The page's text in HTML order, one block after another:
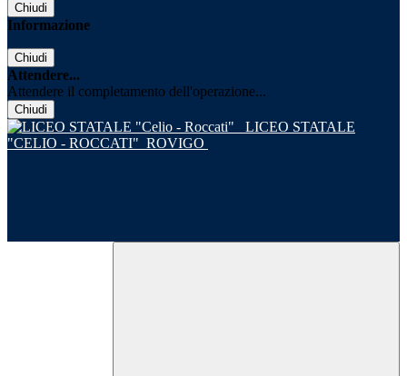
Chiudi
Informazione
Chiudi
Attendere...
Attendere il completamento dell'operazione...
Chiudi
LICEO STATALE
"CELIO - ROCCATI" ROVIGO